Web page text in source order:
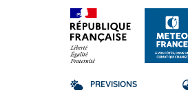
PREVISIONS